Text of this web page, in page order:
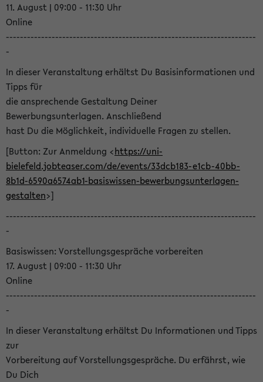
11. August | 09:00 - 11:30 Uhr
Online
-----------------------------------------------------------------------
-
In dieser Veranstaltung erhältst Du Basisinformationen und
Tipps für
die ansprechende Gestaltung Deiner
Bewerbungsunterlagen. Anschließend
hast Du die Möglichkeit, individuelle Fragen zu stellen.
[Button: Zur Anmeldung <https://uni-
bielefeld.jobteaser.com/de/events/33dcb183-e1cb-40bb-
8b1d-6590a6574ab1-basiswissen-bewerbungsunterlagen-
gestalten>]
-----------------------------------------------------------------------
-
Basiswissen: Vorstellungsgespräche vorbereiten
17. August | 09:00 - 11:30 Uhr
Online
-----------------------------------------------------------------------
-
In dieser Veranstaltung erhältst Du Informationen und Tipps
zur
Vorbereitung auf Vorstellungsgespräche. Du erfährst, wie
Du Dich